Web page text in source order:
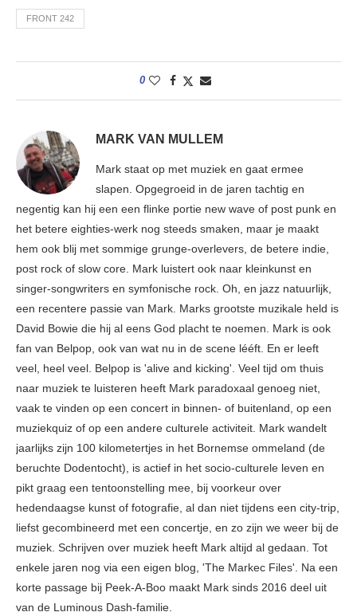
FRONT 242
0
MARK VAN MULLEM
Mark staat op met muziek en gaat ermee
slapen. Opgegroeid in de jaren tachtig en
negentig kan hij een een flinke portie new wave of post punk en
het betere eighties-werk nog steeds smaken, maar je maakt
hem ook blij met sommige grunge-overlevers, de betere indie,
post rock of slow core. Mark luistert ook naar kleinkunst en
singer-songwriters en symfonische rock. Oh, en jazz natuurlijk,
een recentere passie van Mark. Marks grootste muzikale held is
David Bowie die hij al eens God placht te noemen. Mark is ook
fan van Belpop, ook van wat nu in de scene lééft. En er leeft
veel, heel veel. Belpop is 'alive and kicking'. Veel tijd om thuis
naar muziek te luisteren heeft Mark paradoxaal genoeg niet,
vaak te vinden op een concert in binnen- of buitenland, op een
muziekquiz of op een andere culturele activiteit. Mark wandelt
jaarlijks zijn 100 kilometertjes in het Bornemse ommeland (de
beruchte Dodentocht), is actief in het socio-culturele leven en
pikt graag een tentoonstelling mee, bij voorkeur over
hedendaagse kunst of fotografie, al dan niet tijdens een city-trip,
liefst gecombineerd met een concertje, en zo zijn we weer bij de
muziek. Schrijven over muziek heeft Mark altijd al gedaan. Tot
enkele jaren nog via een eigen blog, 'The Markec Files'. Na een
korte passage bij Peek-A-Boo maakt Mark sinds 2016 deel uit
van de Luminous Dash-familie.